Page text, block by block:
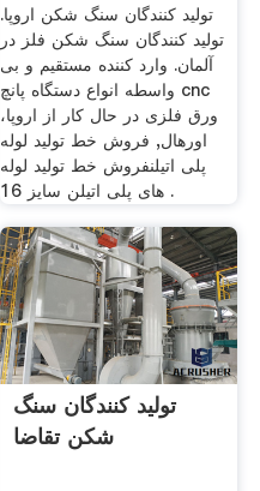
تولید کنندگان سنگ شکن اروپا.
تولید کنندگان سنگ شکن فلز در
آلمان. وارد کننده مستقیم و بی
واسطه انواع دستگاه پانچ cnc
ورق فلزی در حال کار از اروپا،
اورهال, فروش خط تولید لوله
پلی اتیلنفروش خط تولید لوله
های پلی اتیلن سایز 16 .
تولید کنندگان سنگ
شکن تقاضا